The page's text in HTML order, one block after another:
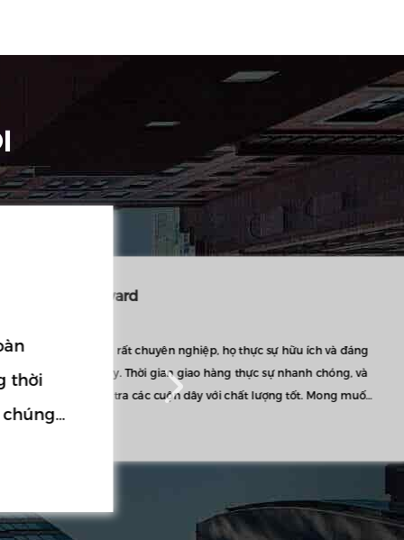
ích và đáng
chóng, và
Mong muốn
Chúng tôi đã yêu cầu một bên thứ ba kiểm tra các
sản phẩm này, và chất lượng đã làm chúng tôi ngạc
nhiên.